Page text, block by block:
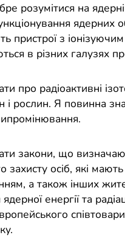
розумітися на
ядерних
пристрої з
в різних галузях
про радіоактивні
і рослин. Я повинна
закони, що
захисту осіб, які
а також інших
енергії та